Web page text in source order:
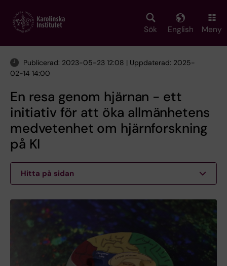
main
Sök English Meny
Publicerad: 2023-05-23 12:08 | Uppdaterad: 2025-
02-14 14:00
En resa genom hjärnan - ett
initiativ för att öka allmänhetens
medvetenhet om hjärnforskning
på KI
Hitta på sidan